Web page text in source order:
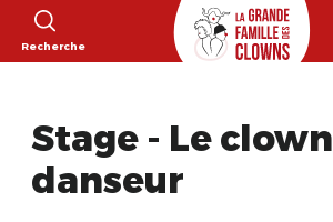
Recherche
Stage - Le clown
danseur